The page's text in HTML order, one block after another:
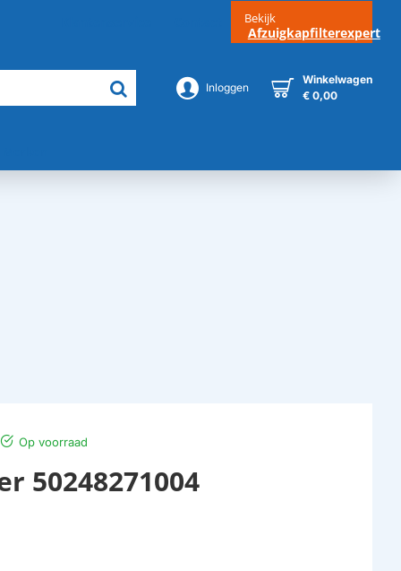
Bekijk
Afzuigkapfilterexpert
Inloggen
Winkelwagen
€ 0,00
50248271004
Op voorraad